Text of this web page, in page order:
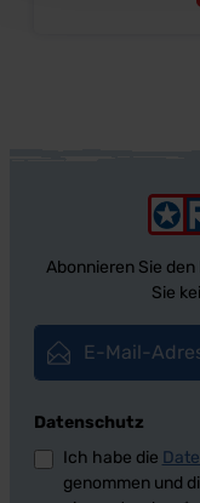
Abonnieren Sie
Sie
Datenschutz
Ich habe die
genommen und